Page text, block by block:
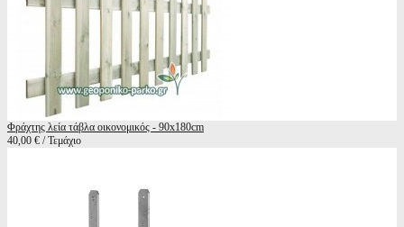
Φράχτης λεία τάβλα οικονομικός - 90x180cm
40,00 € / Τεμάχιο